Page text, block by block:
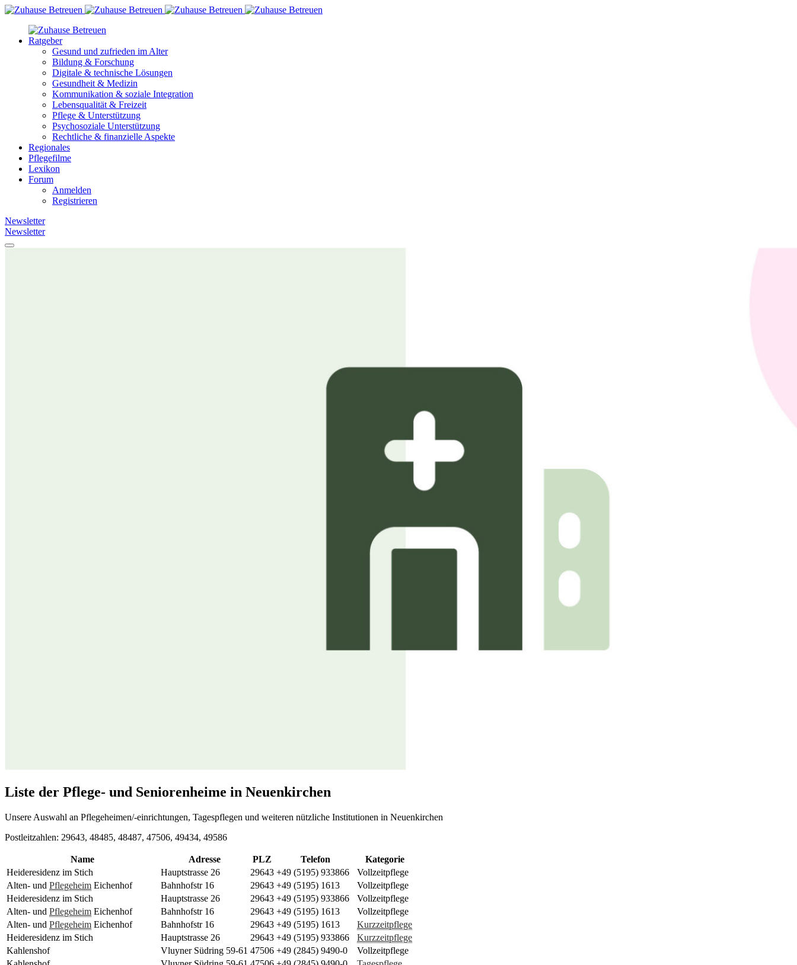
Ratgeber
Gesund und zufrieden im Alter
Bildung & Forschung
Digitale & technische Lösungen
Gesundheit & Medizin
Kommunikation & soziale Integration
Lebensqualität & Freizeit
Pflege & Unterstützung
Psychosoziale Unterstützung
Rechtliche & finanzielle Aspekte
Regionales
Pflegefilme
Lexikon
Forum
Anmelden
Registrieren
Newsletter
Newsletter
Liste der Pflege- und Seniorenheime in Neuenkirchen
Unsere Auswahl an Pflegeheimen/-einrichtungen, Tagespflegen und weiteren nützliche Institutionen in Neuenkirchen
Postleitzahlen: 29643, 48485, 48487, 47506, 49434, 49586
Name Adresse PLZ Telefon
Kategorie
Heideresidenz im Stich
Hauptstrasse 26 29643 +49 (5195) 933866
Vollzeitpflege
Alten- und Pflegeheim Eichenhof Bahnhofstr 16 29643 +49 (5195) 1613
Vollzeitpflege
Heideresidenz im Stich
Hauptstrasse 26 29643 +49 (5195) 933866
Vollzeitpflege
Alten- und Pflegeheim Eichenhof Bahnhofstr 16 29643 +49 (5195) 1613
Vollzeitpflege
Alten- und Pflegeheim Eichenhof Bahnhofstr 16 29643 +49 (5195) 1613
Kurzzeitpflege
Heideresidenz im Stich
Hauptstrasse 26 29643 +49 (5195) 933866
Kurzzeitpflege
Kahlenshof
Vluyner Südring 59-61 47506 +49 (2845) 9490-0
Vollzeitpflege